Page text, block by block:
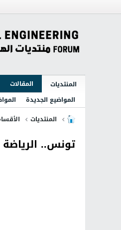
المنتديات المقالات
المواضيع الجديدة
المنتديات
تونس..